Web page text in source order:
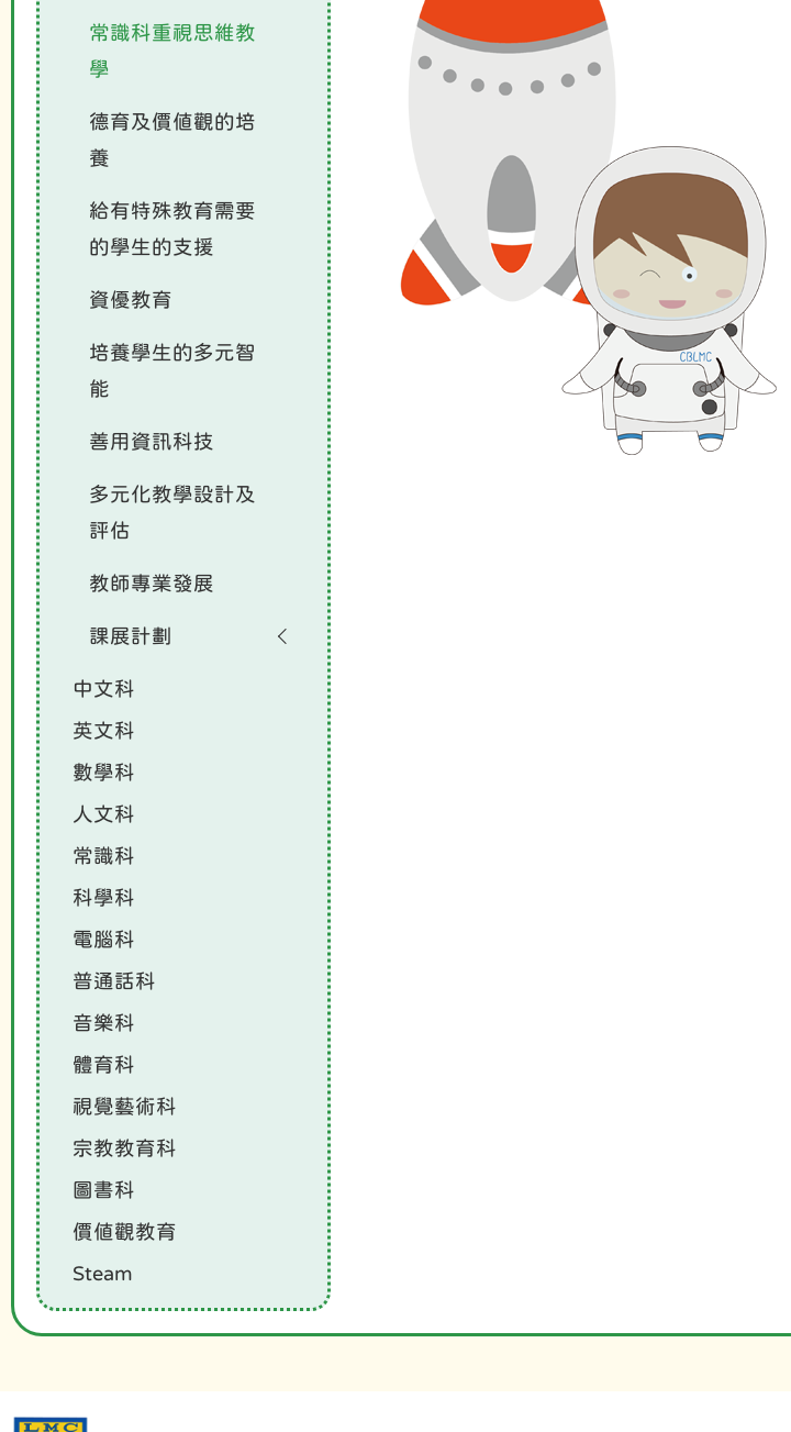
常識科重視思維教
學
德育及價值觀的培
養
給有特殊教育需要
的學生的支援
資優教育
培養學生的多元智
能
善用資訊科技
多元化教學設計及
評估
教師專業發展
課展計劃
中文科
英文科
數學科
人文科
常識科
科學科
電腦科
普通話科
音樂科
體育科
視覺藝術科
宗教教育科
圖書科
價值觀教育
Steam